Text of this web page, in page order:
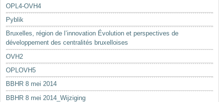
OPL4-OVH4
Pyblik
Bruxelles, région de l’innovation Évolution et perspectives de
développement des centralités bruxelloises
OVH2
OPLOVH5
BBHR 8 mei 2014
BBHR 8 mei 2014_Wijziging